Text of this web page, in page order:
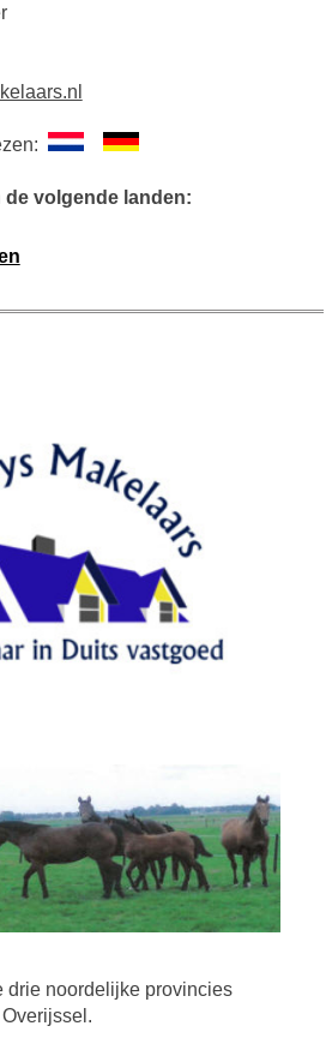
volgende landen:
drie noordelijke provincies